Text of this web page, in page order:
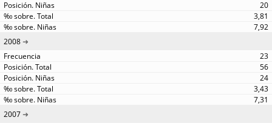
20
3,81
7,92
2008
23
56
24
3,43
7,31
2007